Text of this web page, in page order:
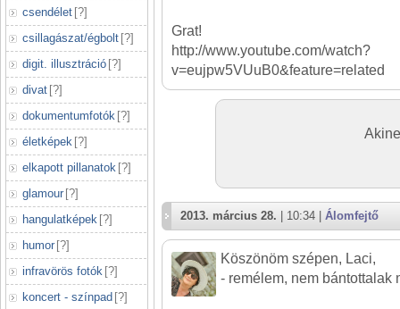
csendélet [?]
csillagászat/égbolt [?]
digit. illusztráció [?]
divat [?]
dokumentumfotók [?]
életképek [?]
elkapott pillanatok [?]
glamour [?]
hangulatképek [?]
humor [?]
infravörös fotók [?]
koncert - színpad [?]
Grat!
http://www.youtube.com/watch?
v=eujpw5VUuB0&feature=related
2013. március 28. | 10:34 | Álomfejtő
Köszönöm szépen, Laci,
- remélem, nem bántottalak